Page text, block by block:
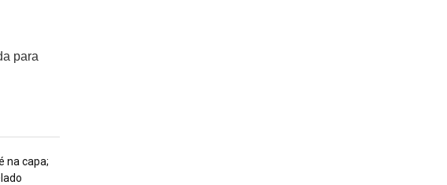
para
na capa;